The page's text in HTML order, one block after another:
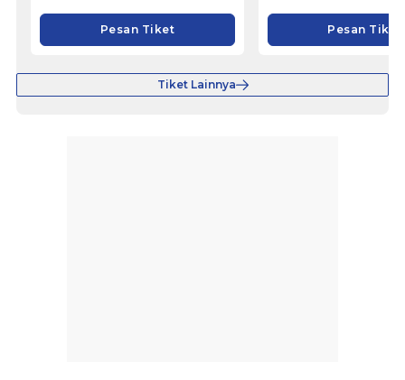
Pesan Tiket Pesan Tiket
Tiket Lainnya